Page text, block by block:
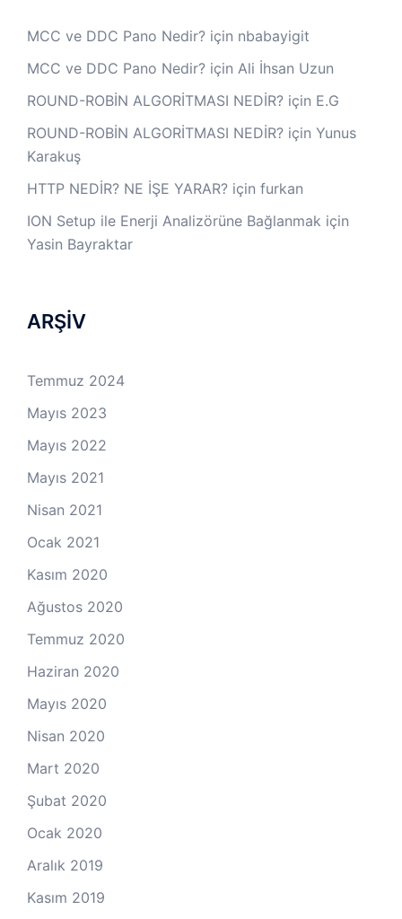
MCC ve DDC Pano Nedir? için nbabayigit
MCC ve DDC Pano Nedir? için Ali İhsan Uzun
ROUND-ROBİN ALGORİTMASI NEDİR? için E.G
ROUND-ROBİN ALGORİTMASI NEDİR? için Yunus
Karakuş
HTTP NEDİR? NE İŞE YARAR? için furkan
ION Setup ile Enerji Analizörüne Bağlanmak için
Yasin Bayraktar
ARŞİV
Temmuz 2024
Mayıs 2023
Mayıs 2022
Mayıs 2021
Nisan 2021
Ocak 2021
Kasım 2020
Ağustos 2020
Temmuz 2020
Haziran 2020
Mayıs 2020
Nisan 2020
Mart 2020
Şubat 2020
Ocak 2020
Aralık 2019
Kasım 2019